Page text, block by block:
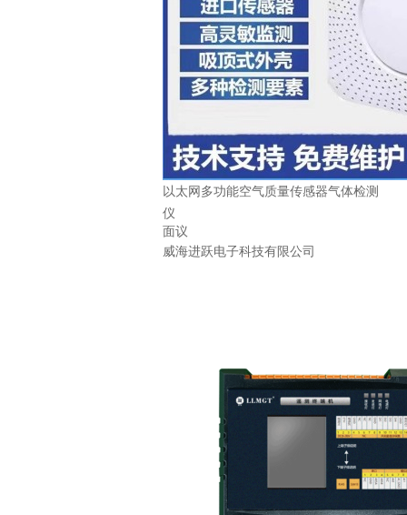
以太网多功能空气质量传感器气体检测
仪
面议
威海进跃电子科技有限公司